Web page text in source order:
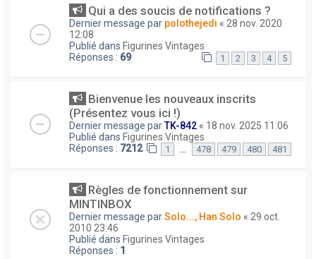
Qui a des soucis de notifications ?
Dernier message par polothejedi « 28 nov. 2020
12:08
Publié dans Figurines Vintages
Réponses : 69 1 2 3 4 5
Bienvenue les nouveaux inscrits
(Présentez vous ici !)
Dernier message parTK-842 « 18 nov. 2025 11:06
Publié dans Figurines Vintages
Réponses : 7212 1 … 478 479 480 481
Règles de fonctionnement sur
MINTINBOX
Dernier message parSolo..., Han Solo « 29 oct.
2010 23:46
Publié dans Figurines Vintages
Réponses : 1